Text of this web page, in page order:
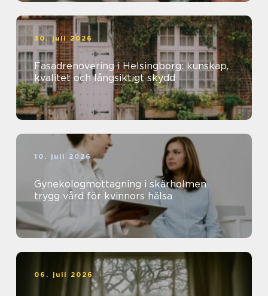
30. juli 2026
Fasadrenovering i Helsingborg: kunskap,
kvalitet och långsiktigt skydd
10. juli 2026
Gynekologmottagning i skärholmen
trygg vård för kvinnors hälsa
06. juli 2026